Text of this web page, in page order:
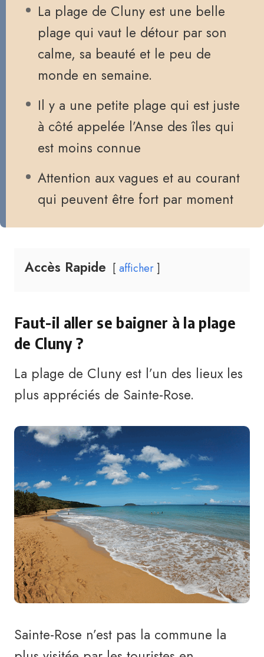
La plage de Cluny est une belle
plage qui vaut le détour par son
calme, sa beauté et le peu de
monde en semaine.
Il y a une petite plage qui est juste
à côté appelée l’Anse des îles qui
est moins connue
Attention aux vagues et au courant
qui peuvent être fort par moment
Accès Rapide afficher
Faut-il aller se baigner à la plage
de Cluny ?
La plage de Cluny est l’un des lieux les
plus appréciés de Sainte-Rose.
Sainte-Rose n’est pas la commune la